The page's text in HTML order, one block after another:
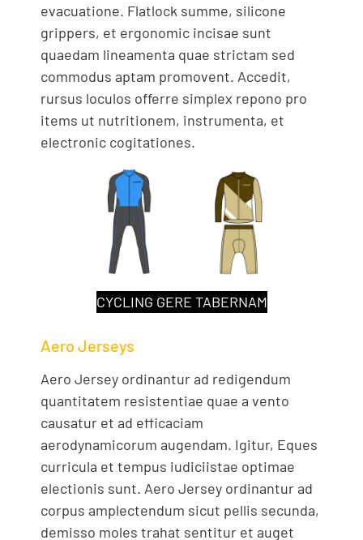
evacuatione. Flatlock summe, silicone
grippers, et ergonomic incisae sunt
quaedam lineamenta quae strictam sed
commodus aptam promovent. Accedit,
rursus loculos offerre simplex repono pro
items ut nutritionem, instrumenta, et
electronic cogitationes.
CYCLING GERE TABERNAM
Aero Jerseys
Aero Jersey ordinantur ad redigendum
quantitatem resistentiae quae a vento
causatur et ad efficaciam
aerodynamicorum augendam. Igitur, Eques
curricula et tempus iudiciistae optimae
electionis sunt. Aero Jersey ordinantur ad
corpus amplectendum sicut pellis secunda,
demisso moles trahat sentitur et auget